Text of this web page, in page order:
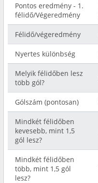
Pontos eredmény - 1.
félidő/Végeredmény
Félidő/végeredmény
Nyertes különbség
Melyik félidőben lesz
több gól?
Gólszám (pontosan)
Mindkét félidőben
kevesebb, mint 1,5
gól lesz?
Mindkét félidőben
több, mint 1,5 gól
lesz?